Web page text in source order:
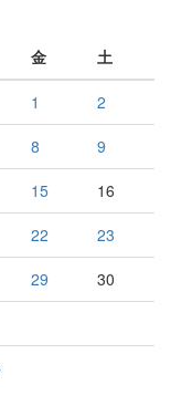
金 土
1
2
8
9
15
16
22
23
29
30